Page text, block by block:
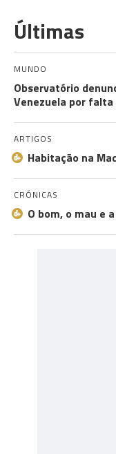
Últimas
MUNDO
Observatório
Venezuela por
ARTIGOS
Habitação na
CRÓNICAS
O bom, o mau e